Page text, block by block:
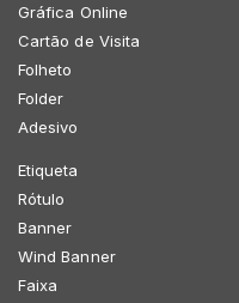
Gráfica Online
Cartão de Visita
Folheto
Folder
Adesivo
Etiqueta
Rótulo
Banner
Wind Banner
Faixa